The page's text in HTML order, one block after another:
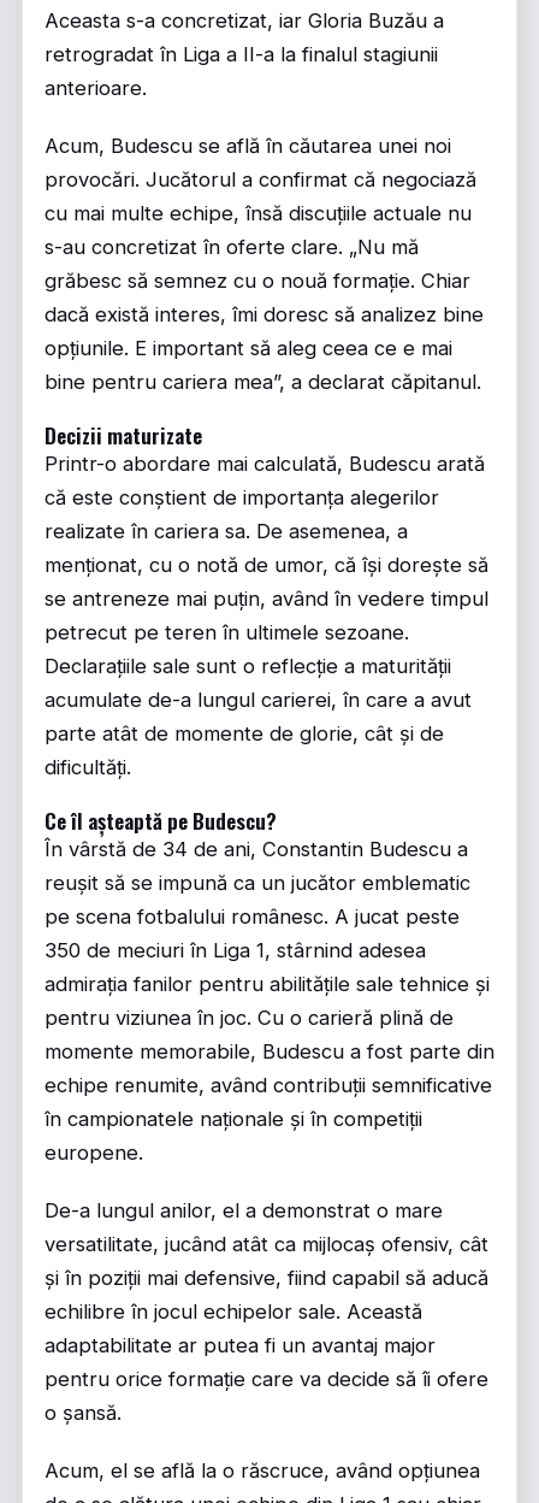
Aceasta s-a concretizat, iar Gloria Buzău a
retrogradat în Liga a II-a la finalul stagiunii
anterioare.
Acum, Budescu se află în căutarea unei noi
provocări. Jucătorul a confirmat că negociază
cu mai multe echipe, însă discuțiile actuale nu
s-au concretizat în oferte clare. „Nu mă
grăbesc să semnez cu o nouă formație. Chiar
dacă există interes, îmi doresc să analizez bine
opțiunile. E important să aleg ceea ce e mai
bine pentru cariera mea”, a declarat căpitanul.
Decizii maturizate
Printr-o abordare mai calculată, Budescu arată
că este conștient de importanța alegerilor
realizate în cariera sa. De asemenea, a
menționat, cu o notă de umor, că își dorește să
se antreneze mai puțin, având în vedere timpul
petrecut pe teren în ultimele sezoane.
Declarațiile sale sunt o reflecție a maturității
acumulate de-a lungul carierei, în care a avut
parte atât de momente de glorie, cât și de
dificultăți.
Ce îl așteaptă pe Budescu?
În vârstă de 34 de ani, Constantin Budescu a
reușit să se impună ca un jucător emblematic
pe scena fotbalului românesc. A jucat peste
350 de meciuri în Liga 1, stârnind adesea
admirația fanilor pentru abilitățile sale tehnice și
pentru viziunea în joc. Cu o carieră plină de
momente memorabile, Budescu a fost parte din
echipe renumite, având contribuții semnificative
în campionatele naționale și în competiții
europene.
De-a lungul anilor, el a demonstrat o mare
versatilitate, jucând atât ca mijlocaș ofensiv, cât
și în poziții mai defensive, fiind capabil să aducă
echilibre în jocul echipelor sale. Această
adaptabilitate ar putea fi un avantaj major
pentru orice formație care va decide să îi ofere
o șansă.
Acum, el se află la o răscruce, având opțiunea